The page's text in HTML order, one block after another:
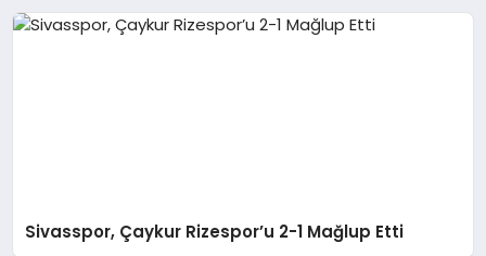
Sivasspor, Çaykur Rizespor’u 2-1 Mağlup Etti